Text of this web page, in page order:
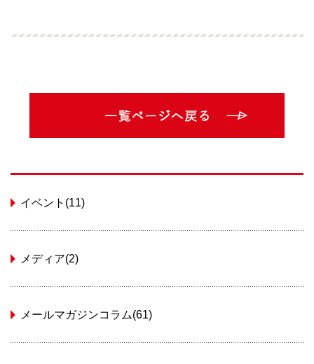
イベント(11)
メディア(2)
メールマガジンコラム(61)